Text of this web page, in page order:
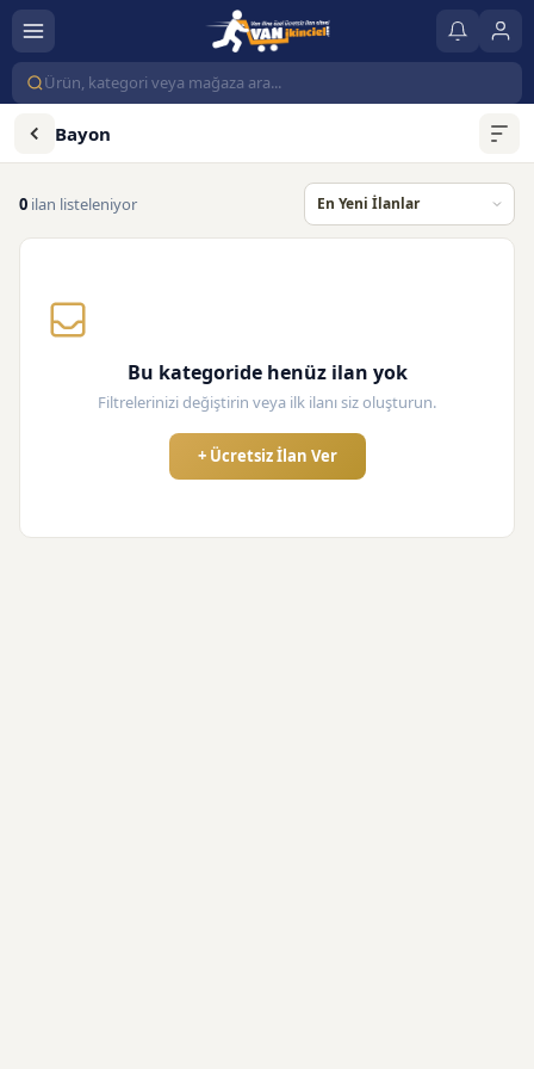
Bayon
0 ilan listeleniyor
Bu kategoride henüz ilan yok
Filtrelerinizi değiştirin veya ilk ilanı siz oluşturun.
+ Ücretsiz İlan Ver